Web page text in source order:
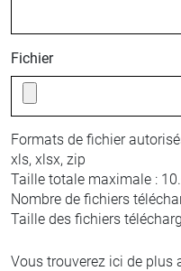
Fichier
Formats de fichier
xls, xlsx, zip
Taille totale maximale :
Nombre de fichiers
Taille des fichiers
Vous trouverez ici de